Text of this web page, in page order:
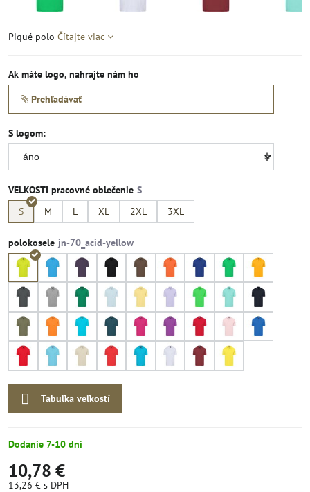
Piqué polo Čítajte viac
Ak máte logo, nahrajte nám ho
Prehľadávať
S logom:
VELKOSTI pracovné oblečenie
S
M L XL 2XL 3XL
polokosele
Tabuľka veľkostí
Dodanie 7-10 dní
10,78 €
13,26 € s DPH